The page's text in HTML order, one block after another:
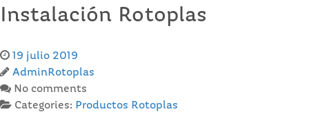
Instalación Rotoplas
19 julio 2019
AdminRotoplas
No comments
Categories: Productos Rotoplas